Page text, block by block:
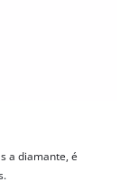
a diamante, é